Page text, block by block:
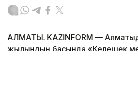
АЛМАТЫ. KAZINFORM —
жылындың басында «Келешек